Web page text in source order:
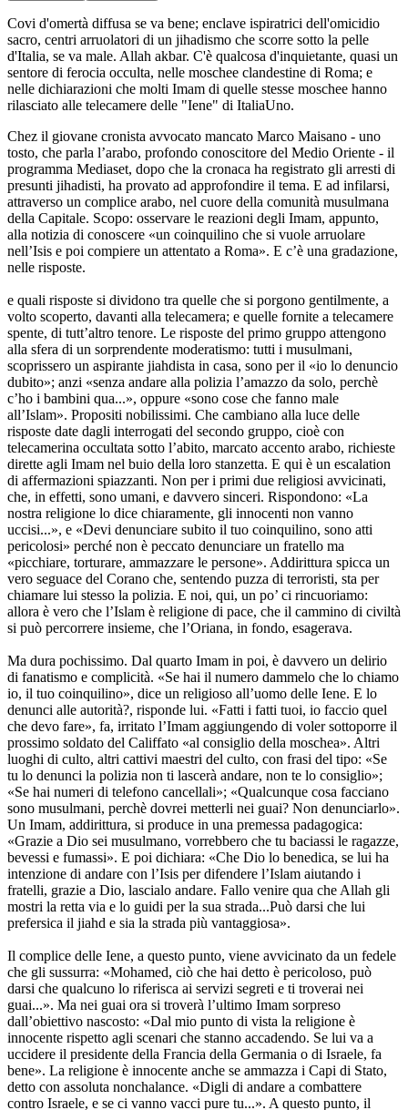
Covi d'omertà diffusa se va bene; enclave ispiratrici dell'omicidio
sacro, centri arruolatori di un jihadismo che scorre sotto la pelle
d'Italia, se va male. Allah akbar. C'è qualcosa d'inquietante, quasi un
sentore di ferocia occulta, nelle moschee clandestine di Roma; e
nelle dichiarazioni che molti Imam di quelle stesse moschee hanno
rilasciato alle telecamere delle "Iene" di ItaliaUno.
Chez il giovane cronista avvocato mancato Marco Maisano - uno
tosto, che parla l’arabo, profondo conoscitore del Medio Oriente - il
programma Mediaset, dopo che la cronaca ha registrato gli arresti di
presunti jihadisti, ha provato ad approfondire il tema. E ad infilarsi,
attraverso un complice arabo, nel cuore della comunità musulmana
della Capitale. Scopo: osservare le reazioni degli Imam, appunto,
alla notizia di conoscere «un coinquilino che si vuole arruolare
nell’Isis e poi compiere un attentato a Roma». E c’è una gradazione,
nelle risposte.
e quali risposte si dividono tra quelle che si porgono gentilmente, a
volto scoperto, davanti alla telecamera; e quelle fornite a telecamere
spente, di tutt’altro tenore. Le risposte del primo gruppo attengono
alla sfera di un sorprendente moderatismo: tutti i musulmani,
scoprissero un aspirante jiahdista in casa, sono per il «io lo denuncio
dubito»; anzi «senza andare alla polizia l’amazzo da solo, perchè
c’ho i bambini qua...», oppure «sono cose che fanno male
all’Islam». Propositi nobilissimi. Che cambiano alla luce delle
risposte date dagli interrogati del secondo gruppo, cioè con
telecamerina occultata sotto l’abito, marcato accento arabo, richieste
dirette agli Imam nel buio della loro stanzetta. E qui è un escalation
di affermazioni spiazzanti. Non per i primi due religiosi avvicinati,
che, in effetti, sono umani, e davvero sinceri. Rispondono: «La
nostra religione lo dice chiaramente, gli innocenti non vanno
uccisi...», e «Devi denunciare subito il tuo coinquilino, sono atti
pericolosi» perché non è peccato denunciare un fratello ma
«picchiare, torturare, ammazzare le persone». Addirittura spicca un
vero seguace del Corano che, sentendo puzza di terroristi, sta per
chiamare lui stesso la polizia. E noi, qui, un po’ ci rincuoriamo:
allora è vero che l’Islam è religione di pace, che il cammino di civiltà
si può percorrere insieme, che l’Oriana, in fondo, esagerava.
Ma dura pochissimo. Dal quarto Imam in poi, è davvero un delirio
di fanatismo e complicità. «Se hai il numero dammelo che lo chiamo
io, il tuo coinquilino», dice un religioso all’uomo delle Iene. E lo
denunci alle autorità?, risponde lui. «Fatti i fatti tuoi, io faccio quel
che devo fare», fa, irritato l’Imam aggiungendo di voler sottoporre il
prossimo soldato del Califfato «al consiglio della moschea». Altri
luoghi di culto, altri cattivi maestri del culto, con frasi del tipo: «Se
tu lo denunci la polizia non ti lascerà andare, non te lo consiglio»;
«Se hai numeri di telefono cancellali»; «Qualcunque cosa facciano
sono musulmani, perchè dovrei metterli nei guai? Non denunciarlo».
Un Imam, addirittura, si produce in una premessa padagogica:
«Grazie a Dio sei musulmano, vorrebbero che tu baciassi le ragazze,
bevessi e fumassi». E poi dichiara: «Che Dio lo benedica, se lui ha
intenzione di andare con l’Isis per difendere l’Islam aiutando i
fratelli, grazie a Dio, lascialo andare. Fallo venire qua che Allah gli
mostri la retta via e lo guidi per la sua strada...Può darsi che lui
prefersica il jiahd e sia la strada più vantaggiosa».
Il complice delle Iene, a questo punto, viene avvicinato da un fedele
che gli sussurra: «Mohamed, ciò che hai detto è pericoloso, può
darsi che qualcuno lo riferisca ai servizi segreti e ti troverai nei
guai...». Ma nei guai ora si troverà l’ultimo Imam sorpreso
dall’obiettivo nascosto: «Dal mio punto di vista la religione è
innocente rispetto agli scenari che stanno accadendo. Se lui va a
uccidere il presidente della Francia della Germania o di Israele, fa
bene». La religione è innocente anche se ammazza i Capi di Stato,
detto con assoluta nonchalance. «Digli di andare a combattere
contro Israele, e se ci vanno vacci pure tu...». A questo punto, il